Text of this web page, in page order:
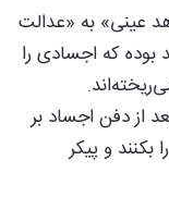
عینی» به «عدالت
که «اوایل مرداد ۶۷ شاهد بوده که اجسادی را
از دفن اجساد بر
بکنند و پیکر